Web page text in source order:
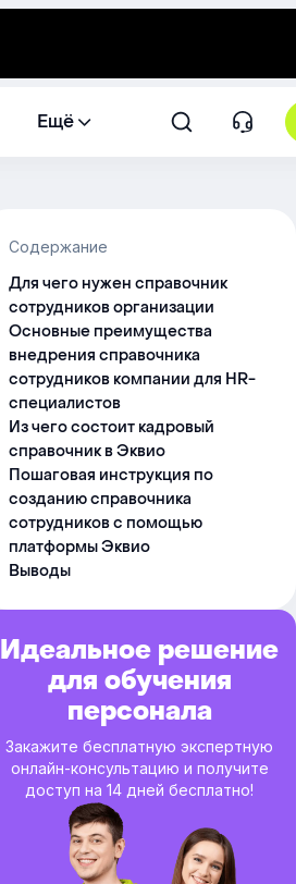
Ещё
Содержание
Для чего нужен справочник
сотрудников организации
Основные преимущества
внедрения справочника
сотрудников компании для HR-
специалистов
Из чего состоит кадровый
справочник в Эквио
Пошаговая инструкция по
созданию справочника
сотрудников с помощью
платформы Эквио
Выводы
Идеальное решение
для обучения
персонала
Закажите бесплатную экспертную
онлайн-консультацию и получите
доступ на 14 дней бесплатно!